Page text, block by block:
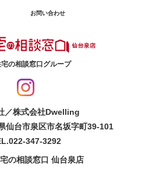
お問い合わせ
の相談窓口グループ
／株式会社Dwelling
仙台市泉区市名坂字町39-101
347-3292
の相談窓口 仙台泉店